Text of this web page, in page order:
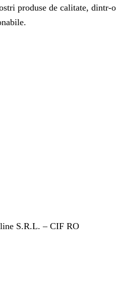
produse de calitate, dintr-o
S.R.L. – CIF RO